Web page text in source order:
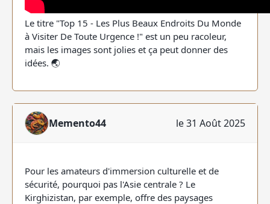
Le titre "Top 15 - Les Plus Beaux Endroits Du Monde
à Visiter De Toute Urgence !" est un peu racoleur,
mais les images sont jolies et ça peut donner des
idées. 🌏
Memento44 le 31 Août 2025
Pour les amateurs d'immersion culturelle et de
sécurité, pourquoi pas l'Asie centrale ? Le
Kirghizistan, par exemple, offre des paysages